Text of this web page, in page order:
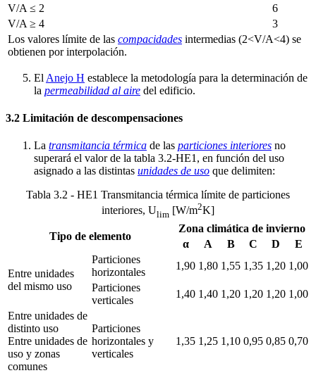
V/A ≤ 2
6
V/A ≥ 4
3
Los valores límite de las compacidades intermedias (2<V/A<4) se
obtienen por interpolación.
El Anejo H establece la metodología para la determinación de
la permeabilidad al aire del edificio.
3.2 Limitación de descompensaciones
La transmitancia térmica de las particiones interiores no
superará el valor de la tabla 3.2-HE1, en función del uso
asignado a las distintas unidades de uso que delimiten:
Tabla 3.2 - HE1 Transmitancia térmica límite de particiones
interiores, Ulim [W/m2K]
Tipo de elemento
Zona climática de invierno
α
A B C D E
Entre unidades
del mismo uso
Particiones
horizontales
1,90 1,80 1,55 1,35 1,20 1,00
Particiones
verticales
1,40 1,40 1,20 1,20 1,20 1,00
Entre unidades de
distinto uso
Entre unidades de
uso y zonas
comunes
Particiones
horizontales y
verticales
1,35 1,25 1,10 0,95 0,85 0,70